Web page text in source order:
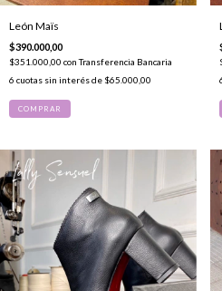
León Maïs
$390.000,00
$351.000,00 con Transferencia Bancaria
6 cuotas sin interés de $65.000,00
COMPRAR